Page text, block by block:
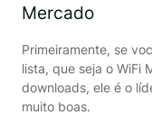
Mercado
Primeiramente, se
lista, que seja o WiFi
downloads, ele é o
muito boas.